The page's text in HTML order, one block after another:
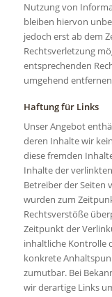
Nutzung von
bleiben hiervon
jedoch erst ab dem
Rechtsverletzung
entsprechenden
umgehend
Haftung für Links
Unser Angebot
deren Inhalte wir
diese fremden
Inhalte der
Betreiber der Seiten
wurden zum
Rechtsverstöße
Zeitpunkt der
inhaltliche Kontrolle
konkrete
zumutbar. Bei
wir derartige Links